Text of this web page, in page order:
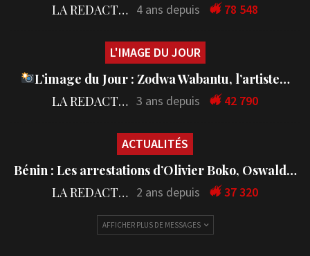
LA REDACTION 4 ans depuis 78 548
L'IMAGE DU JOUR
L’image du Jour : Zodwa Wabantu, l’artiste…
LA REDACTION 3 ans depuis 42 790
ACTUALITÉS
Bénin : Les arrestations d’Olivier Boko, Oswald…
LA REDACTION 2 ans depuis 37 320
AFFICHER PLUS DE MESSAGES